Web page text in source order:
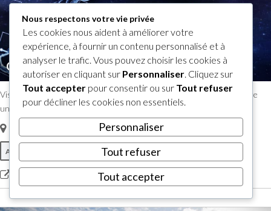
OBSERVÉTOILES
Visitez le planétarium en plein air et vivez une expérience extraordinaire
unique au monde avec OBSERVÉTOILES!
169, chemin Staines, Sutton,Québec, Canada
Autres activités Plein air Quoi Faire
Nous respectons votre vie privée
Les cookies nous aident à améliorer votre
expérience, à fournir un contenu personnalisé et à
analyser le trafic. Vous pouvez choisir les cookies à
autoriser en cliquant sur Personnaliser. Cliquez sur
Tout accepter pour consentir ou sur Tout refuser
pour décliner les cookies non essentiels.
Personnaliser
Tout refuser
Tout accepter